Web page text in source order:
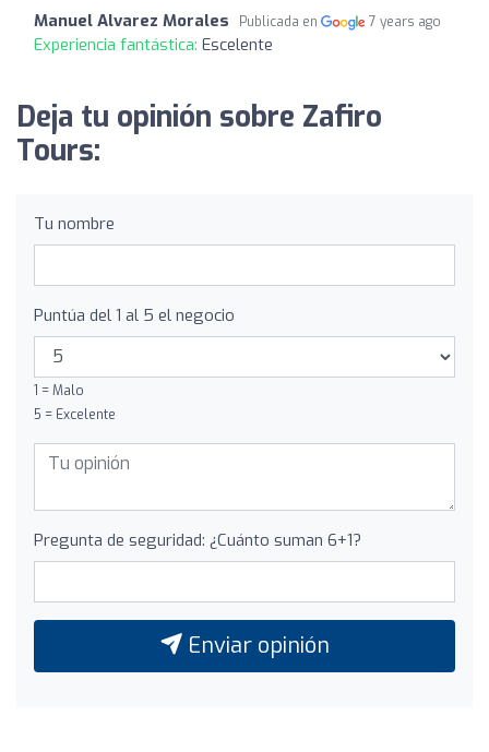
Manuel Alvarez Morales Publicada en 7 years ago
Experiencia fantástica: Escelente
Deja tu opinión sobre Zafiro
Tours:
Tu nombre
Puntúa del 1 al 5 el negocio
1 = Malo
5 = Excelente
Pregunta de seguridad: ¿Cuánto suman 6+1?
Enviar opinión